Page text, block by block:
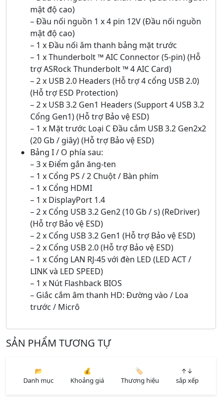
mật độ cao)
– Đầu nối nguồn 1 x 4 pin 12V (Đầu nối nguồn
mật độ cao)
– 1 x Đầu nối âm thanh bảng mặt trước
– 1 x Thunderbolt ™ AIC Connector (5-pin) (Hỗ
trợ ASRock Thunderbolt ™ 4 AIC Card)
– 2 x USB 2.0 Headers (Hỗ trợ 4 cổng USB 2.0)
(Hỗ trợ ESD Protection)
– 2 x USB 3.2 Gen1 Headers (Support 4 USB 3.2
Cổng Gen1) (Hỗ trợ Bảo vệ ESD)
– 1 x Mặt trước Loại C Đầu cắm USB 3.2 Gen2x2
(20 Gb / giây) (Hỗ trợ Bảo vệ ESD)
Bảng I / O phía sau:
– 3 x Điểm gắn ăng-ten
– 1 x Cổng PS / 2 Chuột / Bàn phím
– 1 x Cổng HDMI
– 1 x DisplayPort 1.4
– 2 x Cổng USB 3.2 Gen2 (10 Gb / s) (ReDriver)
(Hỗ trợ Bảo vệ ESD)
– 2 x Cổng USB 3.2 Gen1 (Hỗ trợ Bảo vệ ESD)
– 2 x Cổng USB 2.0 (Hỗ trợ Bảo vệ ESD)
– 1 x Cổng LAN RJ-45 với đèn LED (LED ACT /
LINK và LED SPEED)
– 1 x Nút Flashback BIOS
– Giắc cắm âm thanh HD: Đường vào / Loa
trước / Micrô
SẢN PHẨM TƯƠNG TỰ
📂
Danh mục
💰
Khoảng giá
🏷️
Thương hiệu
↑↓
sắp xếp